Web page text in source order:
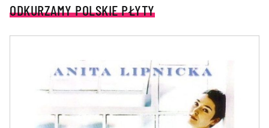
ODKURZAMY POLSKIE PŁYTY